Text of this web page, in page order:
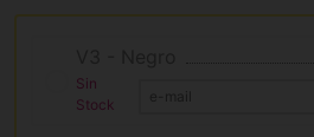
Sin
Stock